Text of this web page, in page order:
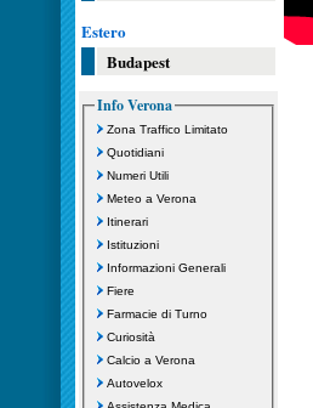
Estero
Budapest
Info Verona
Zona Traffico Limitato
Quotidiani
Numeri Utili
Meteo a Verona
Itinerari
Istituzioni
Informazioni Generali
Fiere
Farmacie di Turno
Curiosità
Calcio a Verona
Autovelox